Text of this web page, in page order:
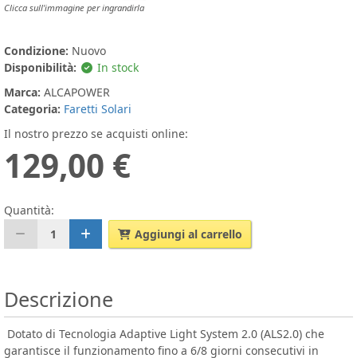
Clicca sull'immagine per ingrandirla
Condizione: Nuovo
Disponibilità:
In stock
Marca: ALCAPOWER
Categoria: Faretti Solari
Il nostro prezzo se acquisti online:
129,00 €
Quantità:
1
Aggiungi al carrello
Descrizione
Dotato di Tecnologia Adaptive Light System 2.0 (ALS2.0) che
garantisce il funzionamento fino a 6/8 giorni consecutivi in